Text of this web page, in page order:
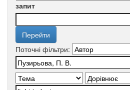
запит
Поточні фільтри: